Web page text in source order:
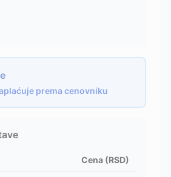
prema cenovniku
Cena (RSD)